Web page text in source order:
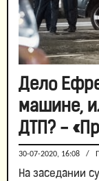
Дело
машине,
ДТП? -
30-07-2020, 16:08 /
На заседании